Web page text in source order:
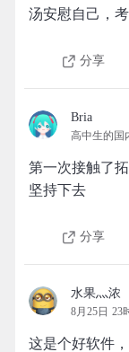
汤安慰自己，
分享
Bria
第一次接触了
坚持下去
分享
水果灬浓
8月25日 23
这是个好软件